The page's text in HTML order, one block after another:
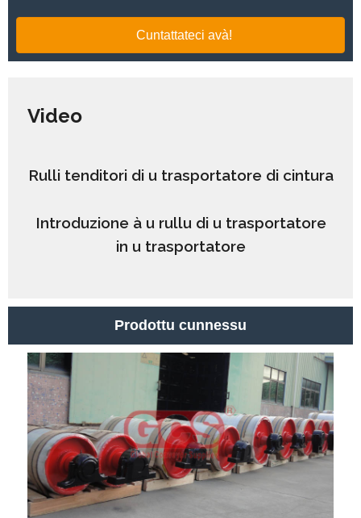
Cuntattateci avà!
Video
Rulli tenditori di u trasportatore di cintura
Introduzione à u rullu di u trasportatore
in u trasportatore
Prodottu cunnessu